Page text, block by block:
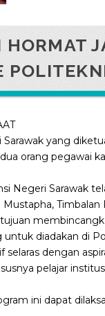
yang
orang pegawai
Negeri Sarawak
Timbalan
untuk diadakan di
selaras dengan
pelajar
ini dapat